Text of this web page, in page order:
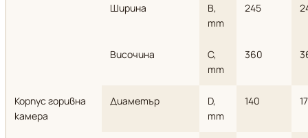
Ширина
B,
mm
245
Височина
C,
mm
360
Корпус горивна
камера
Диаметър
D,
mm
140